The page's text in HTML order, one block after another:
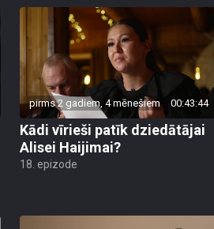
pirms 2 gadiem, 4 mēnešiem 00:43:44
Kādi vīrieši patīk dziedātājai
Alisei Haijimai?
18. epizode